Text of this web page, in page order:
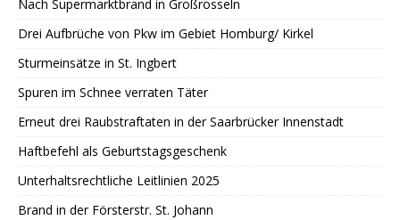
Nach Supermarktbrand in Großrosseln
Drei Aufbrüche von Pkw im Gebiet Homburg/ Kirkel
Sturmeinsätze in St. Ingbert
Spuren im Schnee verraten Täter
Erneut drei Raubstraftaten in der Saarbrücker Innenstadt
Haftbefehl als Geburtstagsgeschenk
Unterhaltsrechtliche Leitlinien 2025
Brand in der Försterstr. St. Johann